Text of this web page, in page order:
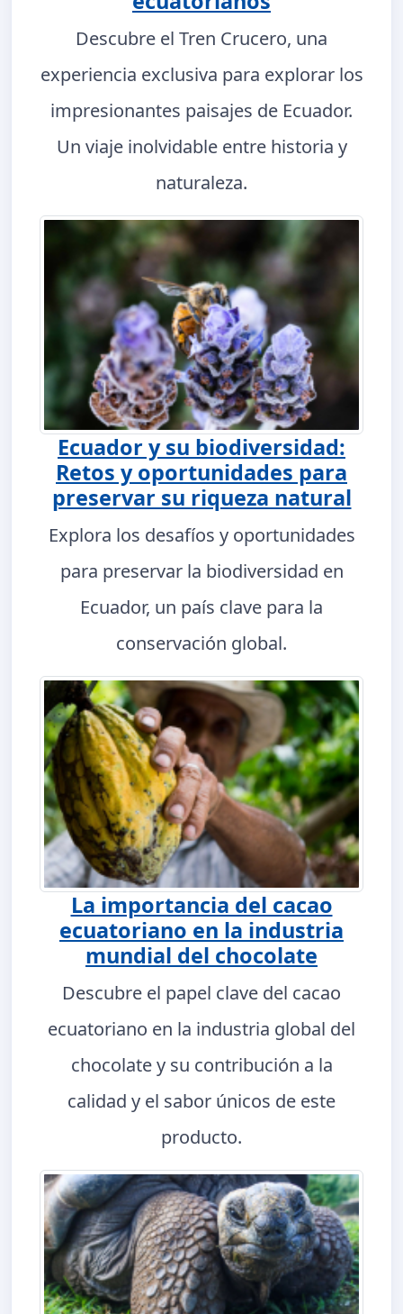
Descubre el Tren Crucero, una
experiencia exclusiva para explorar los
impresionantes paisajes de Ecuador.
Un viaje inolvidable entre historia y
naturaleza.
Ecuador y su biodiversidad:
Retos y oportunidades para
preservar su riqueza natural
Explora los desafíos y oportunidades
para preservar la biodiversidad en
Ecuador, un país clave para la
conservación global.
La importancia del cacao
ecuatoriano en la industria
mundial del chocolate
Descubre el papel clave del cacao
ecuatoriano en la industria global del
chocolate y su contribución a la
calidad y el sabor únicos de este
producto.